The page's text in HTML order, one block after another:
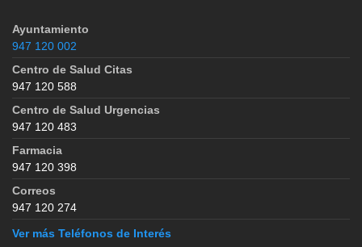
Ayuntamiento
947 120 002
Centro de Salud Citas
947 120 588
Centro de Salud Urgencias
947 120 483
Farmacia
947 120 398
Correos
947 120 274
Ver más Teléfonos de Interés